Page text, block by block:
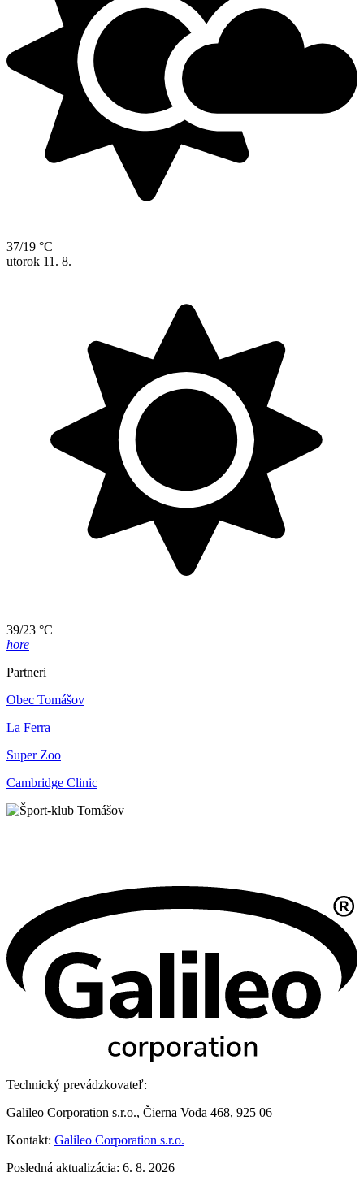
37/19 °C
utorok 11. 8.
39/23 °C
hore
Partneri
Obec Tomášov
La Ferra
Super Zoo
Cambridge Clinic
Technický prevádzkovateľ:
Galileo Corporation s.r.o., Čierna Voda 468, 925 06
Kontakt: Galileo Corporation s.r.o.
Posledná aktualizácia: 6. 8. 2026